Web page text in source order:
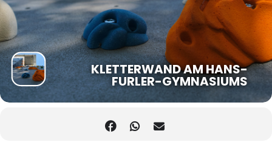
KLETTERWAND AM HANS-
FURLER-GYMNASIUMS